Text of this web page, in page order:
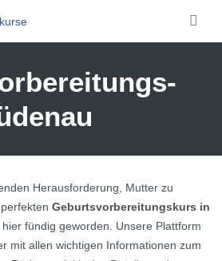
Herausforderung, Mutter zu
Geburtsvorbereitungskurs in
fündig geworden. Unsere Plattform
mit allen wichtigen Informationen zum